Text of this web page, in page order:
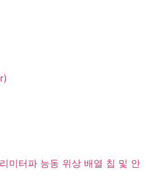
미터파 능동 위상 배열 칩 및 안